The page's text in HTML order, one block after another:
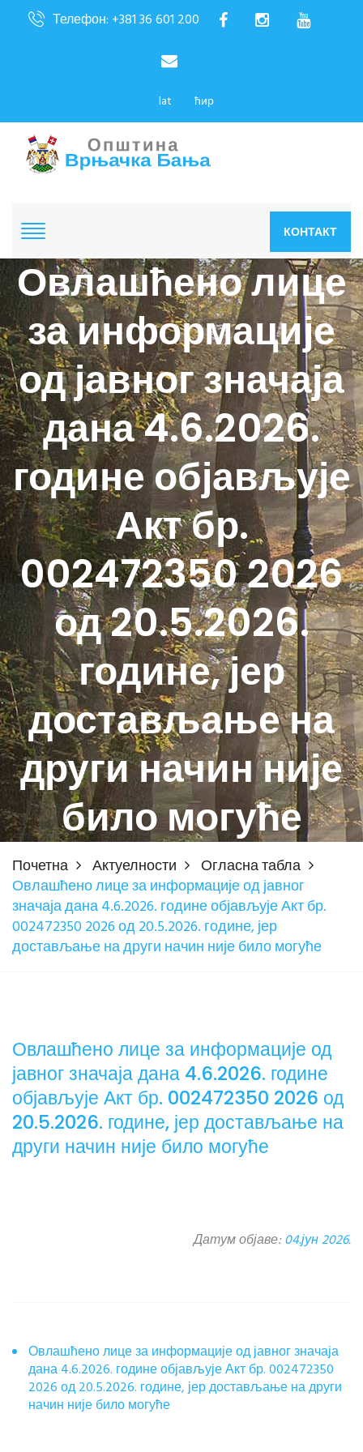
Телефон: +381 36 601 200
lat ћир
КОНТАКТ
Овлашћено лице
за информације
од јавног значаја
дана 4.6.2026.
године објављује
Акт бр.
002472350 2026
од 20.5.2026.
године, јер
достављање на
други начин није
било могуће
Почетна Актуелности
Огласна табла
Овлашћено лице за информације од јавног
значаја дана 4.6.2026. године објављује Акт бр.
002472350 2026 од 20.5.2026. године, јер
достављање на други начин није било могуће
Овлашћено лице за информације од
јавног значаја дана 4.6.2026. године
објављује Акт бр. 002472350 2026 од
20.5.2026. године, јер достављање на
други начин није било могуће
Датум објаве:04.јун 2026.
Овлашћено лице за информације од јавног значаја
дана 4.6.2026. године објављује Акт бр. 002472350
2026 од 20.5.2026. године, јер достављање на други
начин није било могуће